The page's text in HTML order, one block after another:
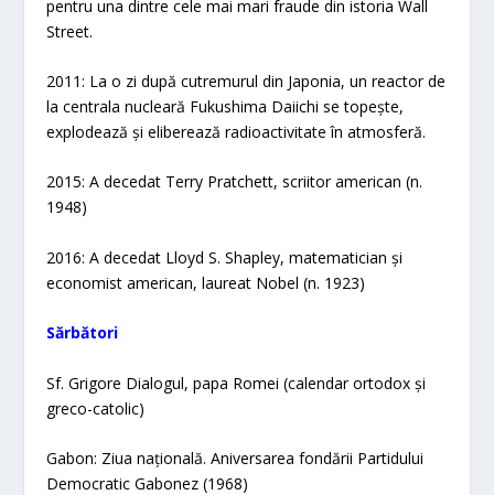
pentru una dintre cele mai mari fraude din istoria Wall
Street.
2011: La o zi după cutremurul din Japonia, un reactor de
la centrala nucleară Fukushima Daiichi se topește,
explodează și eliberează radioactivitate în atmosferă.
2015: A decedat Terry Pratchett, scriitor american (n.
1948)
2016: A decedat Lloyd S. Shapley, matematician și
economist american, laureat Nobel (n. 1923)
Sărbători​
Sf. Grigore Dialogul, papa Romei (calendar ortodox și
greco-catolic)
Gabon: Ziua națională. Aniversarea fondării Partidului
Democratic Gabonez (1968)